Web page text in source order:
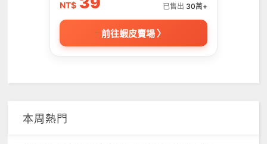
NT$ 已售出 30萬+
前往蝦皮賣場 〉
本周熱門